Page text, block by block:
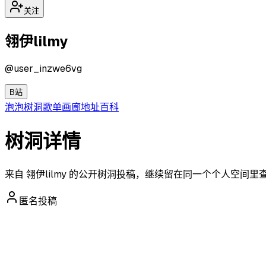
关注
翎伊lilmy
@user_inzwe6vg
B站
泡泡树洞歌单画廊地址百科
树洞详情
来自 翎伊lilmy 的公开树洞投稿，继续留在同一个个人空间里
匿名投稿